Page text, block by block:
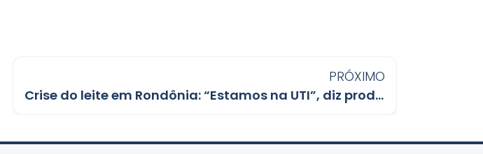
PRÓXIMO
Crise do leite em Rondônia: “Estamos na UTI”, diz produtor